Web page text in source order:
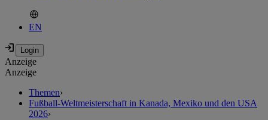
EN
Anzeige
Anzeige
Themen›
Fußball-Weltmeisterschaft in Kanada, Mexiko und den USA
2026›